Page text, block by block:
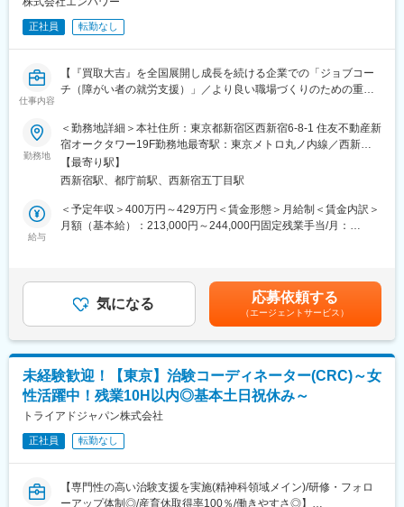
変更の範囲：会社の定める業務
■正当な評価制度：
す。
四半期に一度の昇給制度があり、入社後早々に自走が叶った方や
直近1年以内に入社された方も等級を2段階上げ、年間で約50万円
の年収アップに繋げている事例もございます。
■業務の魅力：
として裁量権のあるキャリア形成・スキルアップが叶います。
・社員対応においては「労務視点」も必要な業務のため、高度な
・店舗数／社員数が拡大する中で社員の「安定就労」は今後もよ
り注力すべき対応として組織強化を図っていく予定です。
・会社規模が大きくなるにつれて障がい者の法定雇用人数は増え
ていくため、本ポジションの裁量や組織規模も今後更に大きくな
りニーズが高まっていく想定です。
■求める人物像：
・対峙する相手に対し、寄り添うだけではなく時には言うべきこ
とをハッキリ言う、という対応をとれる方
・事業会社視点に立ち、会社にとっての最適解は何かということ
活かすことができるか」をわかりやすく伝えることができる方
正社員 転勤なし
仕事内容
【『買取大吉』を全国展開し成長を続ける企業での「ジョブコー
チ（障がい者の就労支援）」／より良い職場づくりのための重要
を持って推進】
当社で就労障がいを持つ社員の方々等へ安定就労のための支援・
サポートをお任せします。
■業務詳細：
・検品作業を担う部署で就労いただいている障がい者の業務（事
務作業）の進捗状況確認、納品物のチェック
・安定した就労を目的とした定期フォロー面談
■組織：
管理部門に所属頂きつつ、障がい者対応については配属されてい
る現場（卸部門の検品）のそばでフォローアップを頂きます。同
■業務の魅力：
・ご経歴を重要視するため、資格のない方の応募も歓迎！事業会
社のジョブコーチとして裁量権のあるキャリア形成・スキルアッ
・就労障がいを持つ社員の方々については「現場」にてフォロー
アップして頂きます。近い目線・距離感でより良い職場環境形成
勤務地
＜勤務地詳細＞本社住所：東京都新宿区西新宿6-8-1 住友不動産新
宿オークタワー19F勤務地最寄駅：東京メトロ丸ノ内線／西新宿
駅受動喫煙対策：屋内全面禁煙変更の範囲：会社の定める事業所
【最寄り駅】
西新宿駅、都庁前駅、西新宿五丁目駅
給与
＜予定年収＞400万円～429万円＜賃金形態＞月給制＜賃金内訳＞
月額（基本給）：213,000円～244,000円固定残業手当/月：
与：年2回（4月・10月）※半年在籍後支給／実績：1～2ヶ月分賃
金はあくまでも目安の金額であり、選考を通じて上下する可能性
があります。月給(月額)は固定手当を含めた表記です。
気になる 応募依頼する
（エージェントサービス）
未経験歓迎！【東京】治験コーディネーター(CRC)～女
性活躍中！残業10H以内◎基本土日祝休み～
トライアドジャパン株式会社
正社員 転勤なし
【専門性の高い治験支援を実施(精神科領域メイン)/研修・フォロ
ーアップ体制◎/産育休取得率100％/働きやすさ◎】